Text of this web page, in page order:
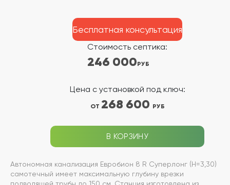
Стоимость септика:
246 000РУБ
Цена с установкой под ключ:
ОТ 268 600 РУБ
В КОРЗИНУ
Бесплатная консультация
Автономная канализация Евробион 8 R Суперлонг (Н=3,30)
самотечный имеет максимальную глубину врезки
подводящей трубы до 150 см. Станция изготовлена из